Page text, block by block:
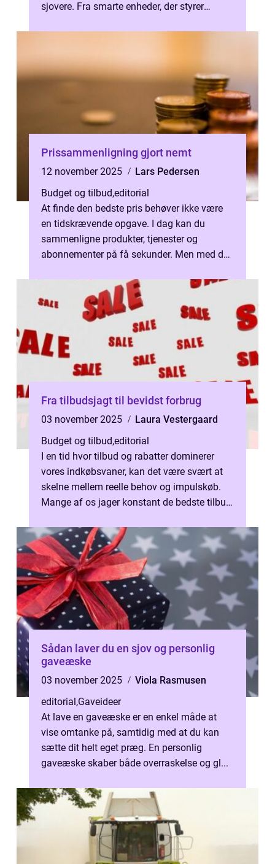
sjovere. Fra smarte enheder, der styrer
Prissammenligning gjort nemt
12 november 2025
Lars Pedersen
Budget og tilbud,editorial
At finde den bedste pris behøver ikke være
en tidskrævende opgave. I dag kan du
sammenligne produkter, tjenester og
abonnementer på få sekunder. Men med det
Fra tilbudsjagt til bevidst forbrug
03 november 2025
Laura Vestergaard
Budget og tilbud,editorial
I en tid hvor tilbud og rabatter dominerer
vores indkøbsvaner, kan det være svært at
skelne mellem reelle behov og impulskøb.
Mange af os jager konstant de bedste tilbud
Sådan laver du en sjov og personlig
gaveæske
03 november 2025
Viola Rasmusen
editorial,Gaveideer
At lave en gaveæske er en enkel måde at
vise omtanke på, samtidig med at du kan
sætte dit helt eget præg. En personlig
gaveæske skaber både overraskelse og gl...